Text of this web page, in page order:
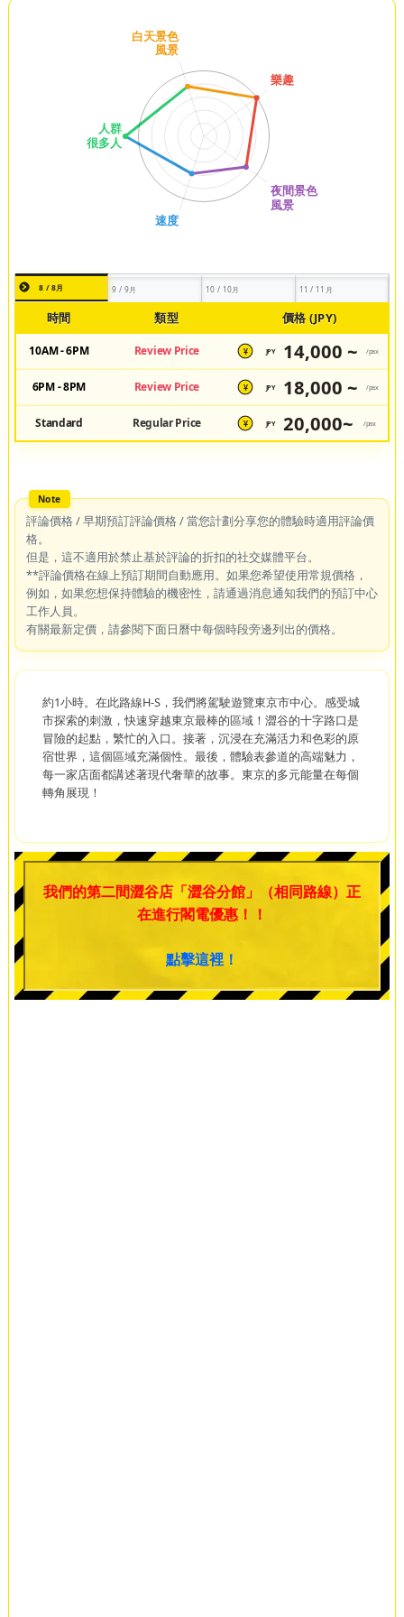
8 / 8月 9 / 9月 10 / 10月 11 / 11月
時間 類型 價格 (JPY)
10AM - 6PM Review Price ¥ JPY 14,000 ~ /pax
6PM - 8PM Review Price ¥ JPY 18,000 ~ /pax
Standard Regular Price ¥ JPY 20,000~ /pax
評論價格 / 早期預訂評論價格 / 當您計劃分享您的體驗時適用評論價
格。
但是，這不適用於禁止基於評論的折扣的社交媒體平台。
**評論價格在線上預訂期間自動應用。如果您希望使用常規價格，
例如，如果您想保持體驗的機密性，請通過消息通知我們的預訂中心
工作人員。
有關最新定價，請參閱下面日曆中每個時段旁邊列出的價格。
約1小時。在此路線H-S，我們將駕駛遊覽東京市中心。感受城
市探索的刺激，快速穿越東京最棒的區域！澀谷的十字路口是
冒險的起點，繁忙的入口。接著，沉浸在充滿活力和色彩的原
宿世界，這個區域充滿個性。最後，體驗表參道的高端魅力，
每一家店面都講述著現代奢華的故事。東京的多元能量在每個
轉角展現！
我們的第二間澀谷店「澀谷分館」（相同路線）正
在進行閣電優惠！！
點擊這裡！